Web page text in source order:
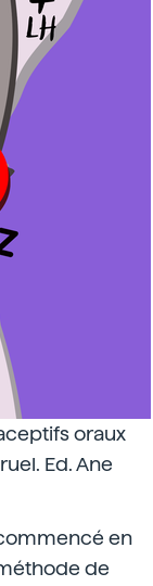
oraux
Ed. Ane
en
de